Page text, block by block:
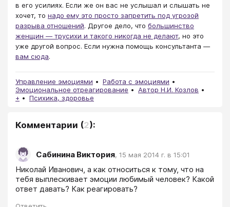
в его усилиях. Если же он вас не услышал и слышать не
хочет, то надо ему это просто запретить под угрозой
разрыва отношений. Другое дело, что большинство
женщин — трусихи и такого никогда не делают, но это
уже другой вопрос. Если нужна помощь консультанта —
вам сюда.
Управление эмоциями
Работа с эмоциями
Эмоциональное отреагирование
Автор Н.И. Козлов
+
Психика, здоровье
Комментарии (2):
Сабинина Виктория, 15 мая 2014 г. в 15:01
Николай Иванович, а как относиться к тому, что на
тебя выплескивает эмоции любимый человек? Какой
ответ давать? Как реагировать?